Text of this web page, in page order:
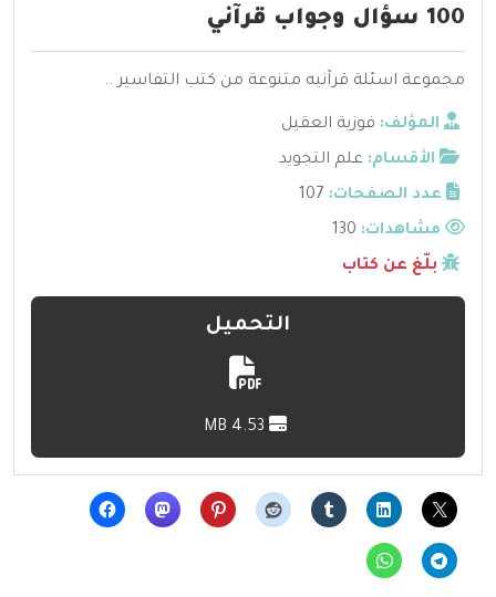
100 سؤال وجواب قرآني
مجموعة اسئلة قرآنيه متنوعة من كتب التفاسير ..
المؤلف: فوزية العقيل
الأقسام: علم التجويد
عدد الصفحات: 107
مشاهدات:
بلّغ عن كتاب
التحميل